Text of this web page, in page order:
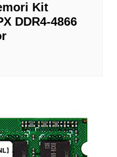
Kit
DDR4-4866